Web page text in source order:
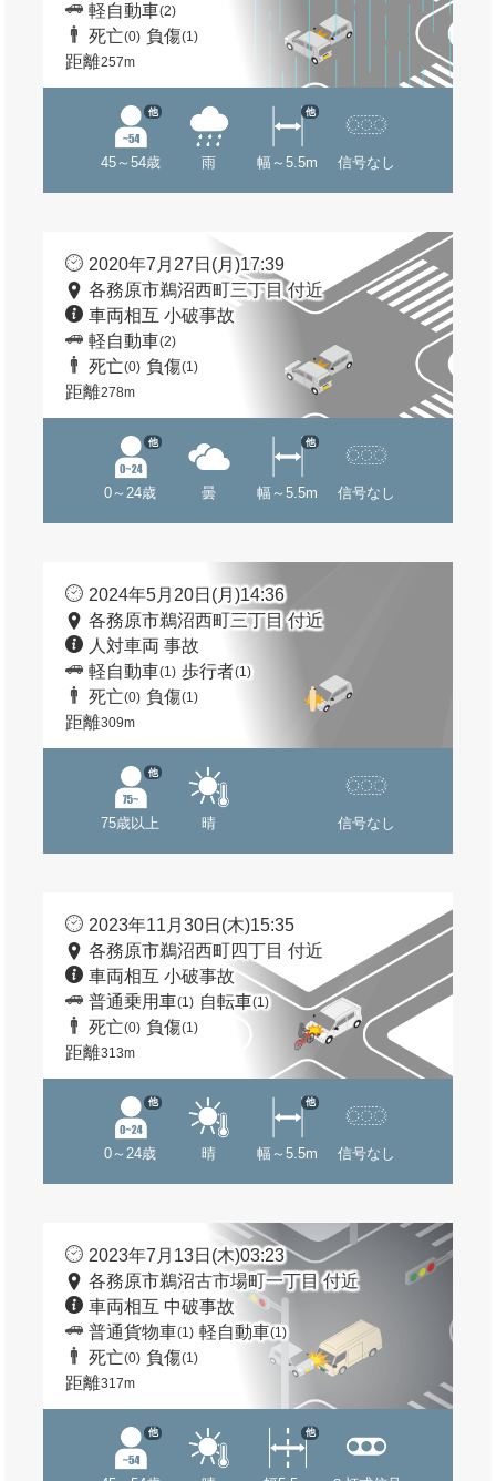
軽自動車(2)
死亡(0) 負傷(1)
距離257m
45～54歳
他
雨 幅～5.5m
他
信号なし
2020年7月27日(月)17:39
各務原市鵜沼西町三丁目 付近
車両相互 小破事故
軽自動車(2)
死亡(0) 負傷(1)
距離278m
0～24歳
他
曇 幅～5.5m
他
信号なし
2024年5月20日(月)14:36
各務原市鵜沼西町三丁目 付近
人対車両 事故
軽自動車(1) 歩行者(1)
死亡(0) 負傷(1)
距離309m
75歳以上
他
晴 信号なし
2023年11月30日(木)15:35
各務原市鵜沼西町四丁目 付近
車両相互 小破事故
普通乗用車(1) 自転車(1)
死亡(0) 負傷(1)
距離313m
0～24歳
他
晴 幅～5.5m
他
信号なし
2023年7月13日(木)03:23
各務原市鵜沼古市場町一丁目 付近
車両相互 中破事故
普通貨物車(1) 軽自動車(1)
死亡(0) 負傷(1)
距離317m
他 他